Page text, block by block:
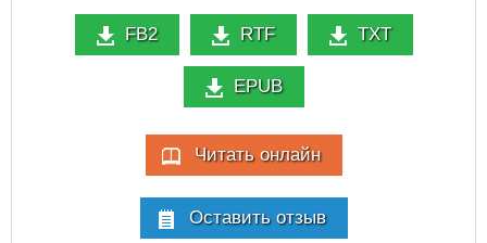
FB2 RTF TXT
EPUB
Читать онлайн
Оставить отзыв